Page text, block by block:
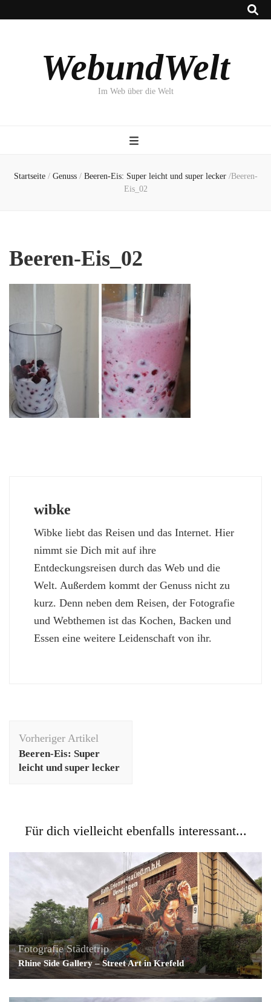
WebundWelt
Im Web über die Welt
Startseite / Genuss / Beeren-Eis: Super leicht und super lecker /Beeren-
Eis_02
Beeren-Eis_02
wibke
Wibke liebt das Reisen und das Internet. Hier
nimmt sie Dich mit auf ihre
Entdeckungsreisen durch das Web und die
Welt. Außerdem kommt der Genuss nicht zu
kurz. Denn neben dem Reisen, der Fotografie
und Webthemen ist das Kochen, Backen und
Essen eine weitere Leidenschaft von ihr.
Vorheriger Artikel
Beeren-Eis: Super
leicht und super lecker
Für dich vielleicht ebenfalls interessant...
Fotografie Städtetrip
Rhine Side Gallery – Street Art in Krefeld